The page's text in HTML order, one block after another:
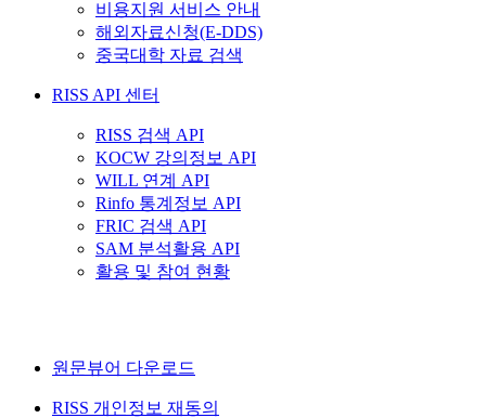
비용지원 서비스 안내
해외자료신청(E-DDS)
중국대학 자료 검색
RISS API 센터
RISS 검색 API
KOCW 강의정보 API
WILL 연계 API
Rinfo 통계정보 API
FRIC 검색 API
SAM 분석활용 API
활용 및 참여 현황
원문뷰어 다운로드
RISS 개인정보 재동의